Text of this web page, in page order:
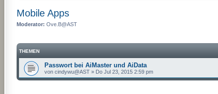
Mobile Apps
Moderator: Ove.B@AST
THEMEN
Passwort bei AiMaster und AiData
von cindywu@AST» Do Jul 23, 2015 2:59 pm